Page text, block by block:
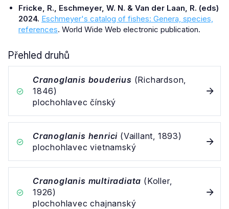
Fricke, R., Eschmeyer, W. N. & Van der Laan, R. (eds)
2024. Eschmeyer's catalog of fishes: Genera, species,
references. World Wide Web electronic publication.
Přehled druhů
Cranoglanis bouderius (Richardson,
1846)
plochohlavec čínský
Cranoglanis henrici (Vaillant, 1893)
plochohlavec vietnamský
Cranoglanis multiradiata (Koller,
1926)
plochohlavec chajnanský